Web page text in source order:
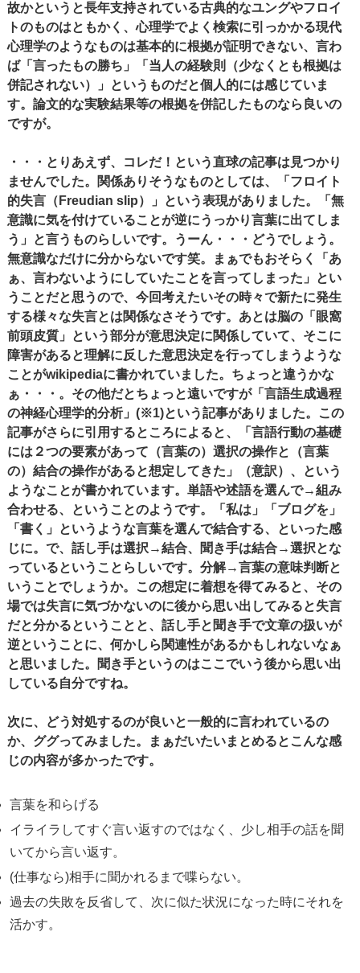
故かというと長年支持されている古典的なユングやフロイ
トのものはともかく、心理学でよく検索に引っかかる現代
心理学のようなものは基本的に根拠が証明できない、言わ
ば「言ったもの勝ち」「当人の経験則（少なくとも根拠は
併記されない）」というものだと個人的には感じていま
す。論文的な実験結果等の根拠を併記したものなら良いの
ですが。
・・・とりあえず、コレだ！という直球の記事は見つかり
ませんでした。関係ありそうなものとしては、「フロイト
的失言（Freudian slip）」という表現がありました。「無
意識に気を付けていることが逆にうっかり言葉に出てしま
う」と言うものらしいです。うーん・・・どうでしょう。
無意識なだけに分からないです笑。まぁでもおそらく「あ
ぁ、言わないようにしていたことを言ってしまった」とい
うことだと思うので、今回考えたいその時々で新たに発生
する様々な失言とは関係なさそうです。あとは脳の「眼窩
前頭皮質」という部分が意思決定に関係していて、そこに
障害があると理解に反した意思決定を行ってしまうような
ことがwikipediaに書かれていました。ちょっと違うかな
ぁ・・・。その他だとちょっと遠いですが「言語生成過程
の神経心理学的分析」(※1)という記事がありました。この
記事がさらに引用するところによると、「言語行動の基礎
には２つの要素があって（言葉の）選択の操作と（言葉
の）結合の操作があると想定してきた」（意訳）、という
ようなことが書かれています。単語や述語を選んで→組み
合わせる、ということのようです。「私は」「ブログを」
「書く」というような言葉を選んで結合する、といった感
じに。で、話し手は選択→結合、聞き手は結合→選択とな
っているということらしいです。分解→言葉の意味判断と
いうことでしょうか。この想定に着想を得てみると、その
場では失言に気づかないのに後から思い出してみると失言
だと分かるということと、話し手と聞き手で文章の扱いが
逆ということに、何かしら関連性があるかもしれないなぁ
と思いました。聞き手というのはここでいう後から思い出
している自分ですね。
次に、どう対処するのが良いと一般的に言われているの
か、ググってみました。まぁだいたいまとめるとこんな感
じの内容が多かったです。
言葉を和らげる
イライラしてすぐ言い返すのではなく、少し相手の話を聞
いてから言い返す。
(仕事なら)相手に聞かれるまで喋らない。
過去の失敗を反省して、次に似た状況になった時にそれを
活かす。